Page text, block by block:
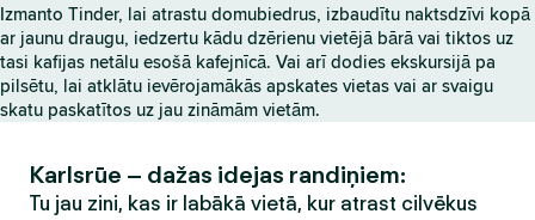
p
a
Izmanto Tinder, lai atrastu domubiedrus, izbaudītu naktsdzīvi kopā
ar jaunu draugu, iedzertu kādu dzērienu vietējā bārā vai tiktos uz
tasi kafijas netālu esošā kafejnīcā. Vai arī dodies ekskursijā pa
pilsētu, lai atklātu ievērojamākās apskates vietas vai ar svaigu
skatu paskatītos uz jau zināmām vietām.
Karlsrūe – dažas idejas randiņiem:
Tu jau zini, kas ir labākā vietā, kur atrast cilvēkus